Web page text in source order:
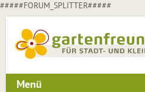
#####FORUM_SPLITTER#####
Menü